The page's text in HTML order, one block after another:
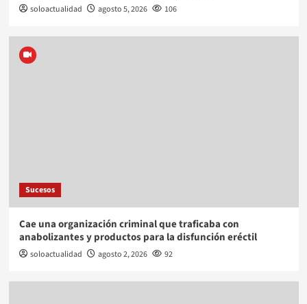
soloactualidad agosto 5, 2026 106
Sucesos
Cae una organización criminal que traficaba con
anabolizantes y productos para la disfunción eréctil
soloactualidad agosto 2, 2026 92